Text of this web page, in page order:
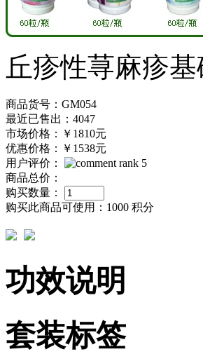
丘疹性荨麻疹
商品货号：GM054
最近已售出：4047
市场价格：
￥1810元
优惠价格：
￥1538元
用户评价：
商品总价：
购买数量：
购买此商品可使用： 1000 积分
功效说明
套装标签